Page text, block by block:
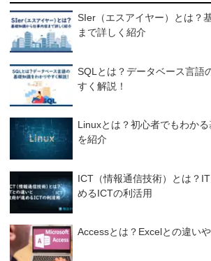
SIer（エスアイヤー）とは？
まで詳しく紹介
SQLとは？データベース言語
すく解説！
Linuxとは？初心者でもわか
を紹介
ICT（情報通信技術）とは？
めるICTの利活用
Accessとは？Excelとの違い